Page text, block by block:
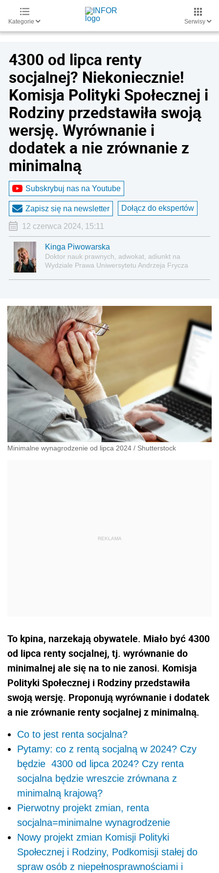
Kategorie Serwisy
4300 od lipca renty
socjalnej? Niekoniecznie!
Komisja Polityki Społecznej i
Rodziny przedstawiła swoją
wersję. Wyrównanie i
dodatek a nie zrównanie z
minimalną
Subskrybuj nas na Youtube
Zapisz się na newsletter Dołącz do ekspertów
12 czerwca 2024, 15:11
Kinga Piwowarska
Doktor nauk prawnych, adwokat, adiunkt na
Wydziale Prawa Uniwersytetu Andrzeja Frycza
administracyjnoprawnych aspektach związanych z
pracą i pomocą socjalną.
Minimalne wynagrodzenie od lipca 2024 / Shutterstock
To kpina, narzekają obywatele. Miało być 4300
od lipca renty socjalnej, tj. wyrównanie do
minimalnej ale się na to nie zanosi. Komisja
Polityki Społecznej i Rodziny przedstawiła
swoją wersję. Proponują wyrównanie i dodatek
a nie zrównanie renty socjalnej z minimalną.
Co to jest renta socjalna?
Pytamy: co z rentą socjalną w 2024? Czy
będzie 4300 od lipca 2024? Czy renta
socjalna będzie wreszcie zrównana z
minimalną krajową?
Pierwotny projekt zmian, renta
socjalna=minimalne wynagrodzenie
Nowy projekt zmian Komisji Polityki
Społecznej i Rodziny, Podkomisji stałej do
spraw osób z niepełnosprawnościami i